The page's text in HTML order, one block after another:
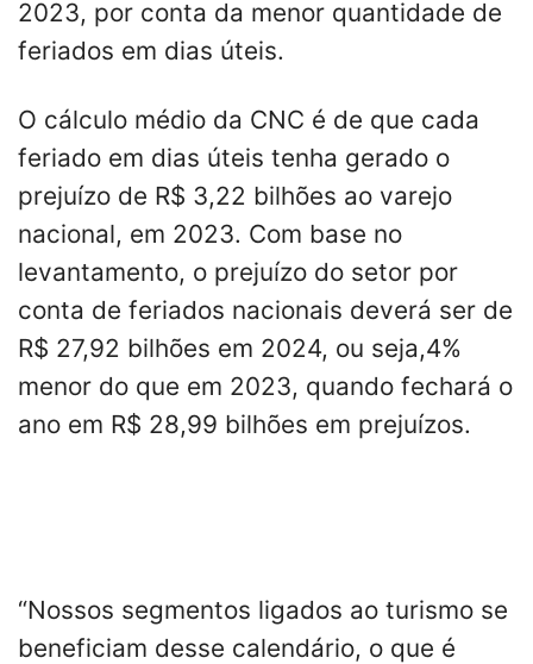
2023, por conta da menor quantidade de
feriados em dias úteis.
O cálculo médio da CNC é de que cada
feriado em dias úteis tenha gerado o
prejuízo de R$ 3,22 bilhões ao varejo
nacional, em 2023. Com base no
levantamento, o prejuízo do setor por
conta de feriados nacionais deverá ser de
R$ 27,92 bilhões em 2024, ou seja,4%
menor do que em 2023, quando fechará o
ano em R$ 28,99 bilhões em prejuízos.
“Nossos segmentos ligados ao turismo se
beneficiam desse calendário, o que é